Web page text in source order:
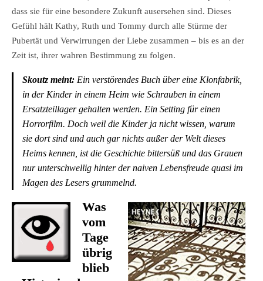
dass sie für eine besondere Zukunft ausersehen sind. Dieses
Gefühl hält Kathy, Ruth und Tommy durch alle Stürme der
Pubertät und Verwirrungen der Liebe zusammen – bis es an der
Zeit ist, ihrer wahren Bestimmung zu folgen.
Skoutz meint: Ein verstörendes Buch über eine Klonfabrik,
in der Kinder in einem Heim wie Schrauben in einem
Ersatzteillager gehalten werden. Ein Setting für einen
Horrorfilm. Doch weil die Kinder ja nicht wissen, warum
sie dort sind und auch gar nichts außer der Welt dieses
Heims kennen, ist die Geschichte bittersüß und das Grauen
nur unterschwellig hinter der naiven Lebensfreude quasi im
Magen des Lesers grummelnd.
Was
vom
Tage
übrig
blieb